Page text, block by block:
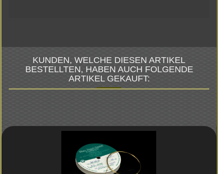
KUNDEN, WELCHE DIESEN ARTIKEL
BESTELLTEN, HABEN AUCH FOLGENDE
ARTIKEL GEKAUFT: